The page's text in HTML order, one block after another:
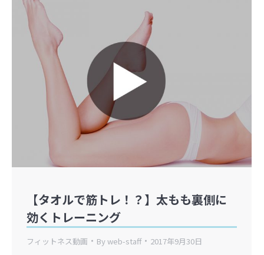
【タオルで筋トレ！？】太もも裏側に
効くトレーニング
フィットネス動画 Byweb-staff 2017年9月30日